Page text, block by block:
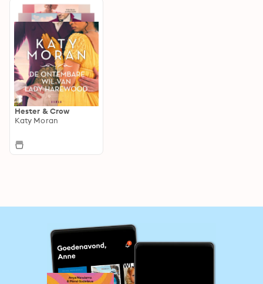
Hester & Crow
Katy Moran